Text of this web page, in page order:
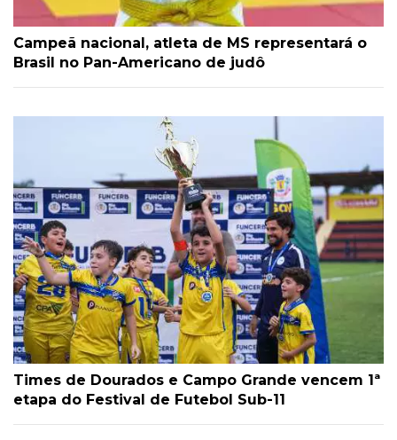
Campeã nacional, atleta de MS representará o
Brasil no Pan-Americano de judô
Times de Dourados e Campo Grande vencem 1ª
etapa do Festival de Futebol Sub-11